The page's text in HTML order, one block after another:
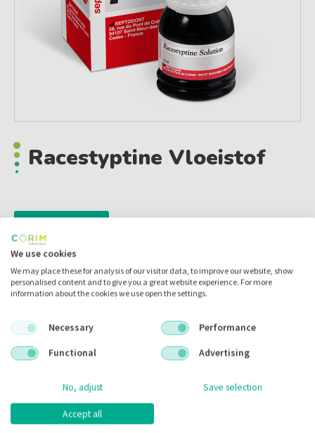
Racestyptine Vloeistof
Zet inmijn catalogus
mijn barcodes
Merk:
Septodont
Code fabrikant:
0165J
We use cookies
We may place these for analysis of our visitor data, to improve our website, show
personalised content and to give you a great website experience. For more
information about the cookies we use open the settings.
Necessary
Performance
Functional
Advertising
No, adjust Save selection
Accept all